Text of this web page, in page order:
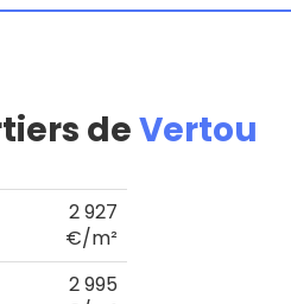
deVertou
2 927
€/m²
2 995